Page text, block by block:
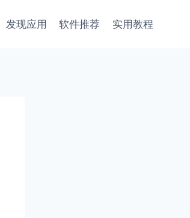
发现应用 软件推荐 实用教程